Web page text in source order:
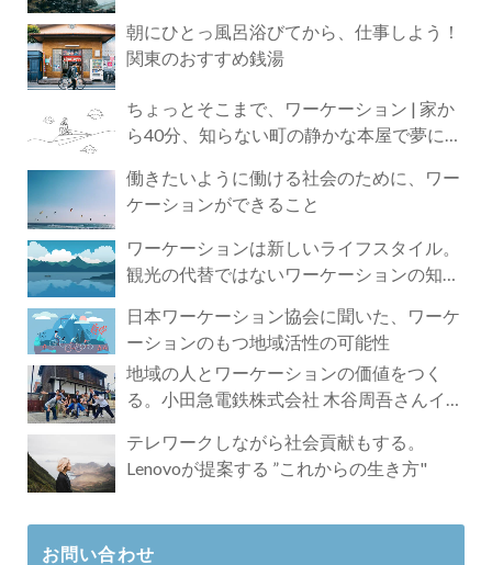
朝にひとっ風呂浴びてから、仕事しよう！
関東のおすすめ銭湯
ちょっとそこまで、ワーケーション | 家か
ら40分、知らない町の静かな本屋で夢に近
働きたいように働ける社会のために、ワー
ケーションができること
ワーケーションは新しいライフスタイル。
観光の代替ではないワーケーションの知ら
日本ワーケーション協会に聞いた、ワーケ
ーションのもつ地域活性の可能性
地域の人とワーケーションの価値をつく
る。小田急電鉄株式会社 木谷周吾さんイン
テレワークしながら社会貢献もする。
Lenovoが提案する ”これからの生き方"
お問い合わせ